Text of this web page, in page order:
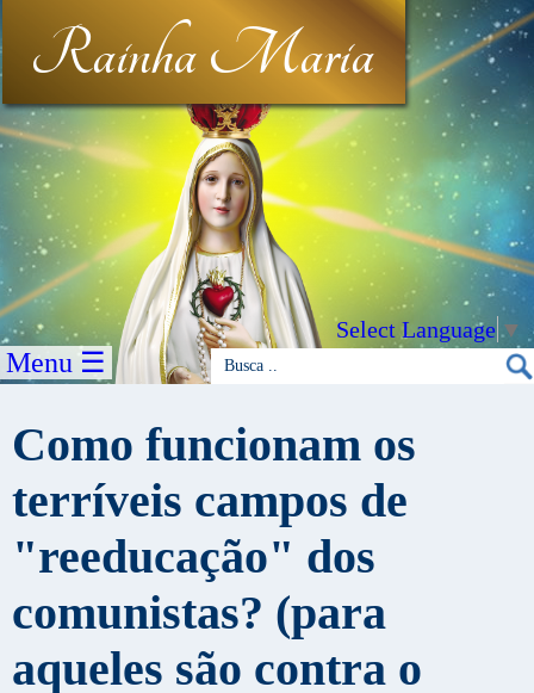
Rainha Maria
Select Language ▼
Menu ☰
Como funcionam os
terríveis campos de
"reeducação" dos
comunistas? (para
aqueles são contra o